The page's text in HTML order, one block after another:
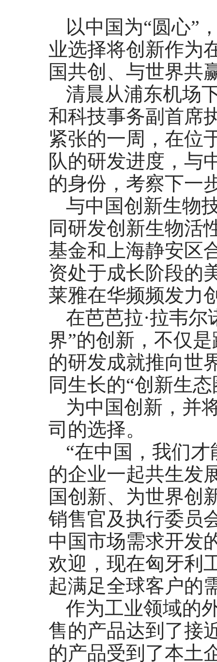
以中国为“圆心”
业选择将创新作为
国共创、与世界共
清晨从浦东机场
和科技事务副首席
紧张的一周，在位
队的研发进度，与
的身份，考察下一
与中国创新生物
同研发创新生物活
基金和上海静安区
资处于成长阶段
莱雅在华频频发力
在芭芭拉·拉韦
界”的创新，不仅
的研发成就推向世
同生长的“创新生态
为中国创新，并
司的选择。
“在中国，我们
的企业一起共生发
国创新、为世界创
销售官及执行委员
中国市场需求开发
欢迎，现在匈牙利
起满足全球客户的
作为工业领域的
售的产品达到了接
的产品受到了本土